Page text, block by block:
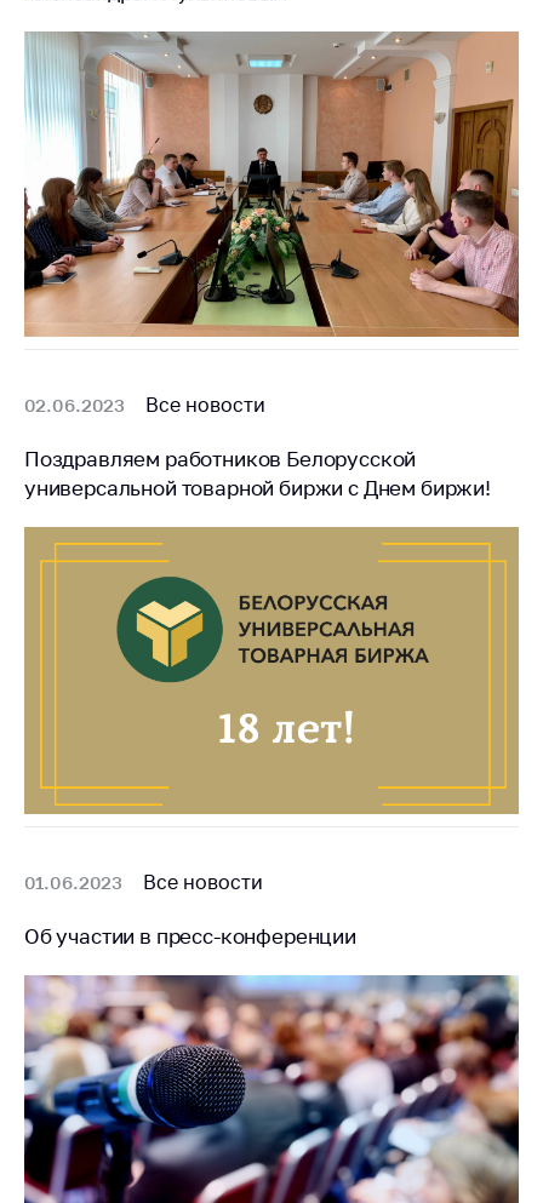
02.06.2023 Все новости
Поздравляем работников Белорусской
универсальной товарной биржи с Днем биржи!
01.06.2023 Все новости
Об участии в пресс-конференции